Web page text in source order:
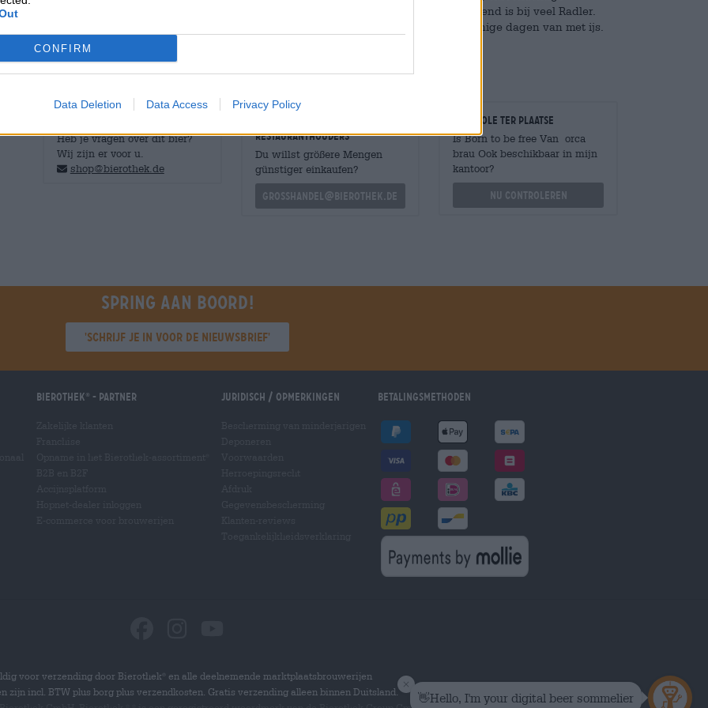
CONFIRM
Data Deletion Data Access Privacy Policy
frisheid en hoppige zuurheid en doet het zonder de plakkerige zoetheid die bekend is bij veel Radler.
De brouwers noemen hun werk liefkozend ‘bierlimonade’ en genieten er op zonnige dagen van met ijs.
Heb je vragen over dit bier?
Wij zijn er voor u.
shop@bierothek.de
restauranthouders
Du willst größere Mengen
günstiger einkaufen?
grosshandel@bierothek.de
Controle ter plaatse
Is Born to be free Van orca
brau Ook beschikbaar in mijn
kantoor?
Nu controleren
Spring aan boord!
'Schrijf je in voor de nieuwsbrief'
Bierothek - Partner Juridisch / Opmerkingen Betalingsmethoden
voor verzending door Bierothek
en alle deelnemende marktplaatsbrouwerijen
zijn incl. BTW plus borg plus verzendkosten. Gratis verzending alleen binnen Duitsland.